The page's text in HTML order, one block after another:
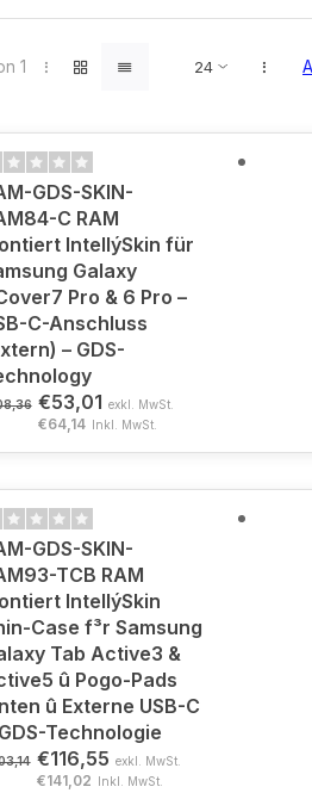
1
GDS-SKIN-
C RAM
IntellýSkin für
Galaxy
Pro & 6 Pro –
C-Anschluss
– GDS-
€53,01 exkl. MwSt.
€64,14 Inkl. MwSt.
GDS-SKIN-
TCB RAM
IntellýSkin
Case f³r Samsung
Tab Active3 &
û Pogo-Pads
û Externe USB-C
Technologie
€116,55 exkl. MwSt.
€141,02 Inkl. MwSt.